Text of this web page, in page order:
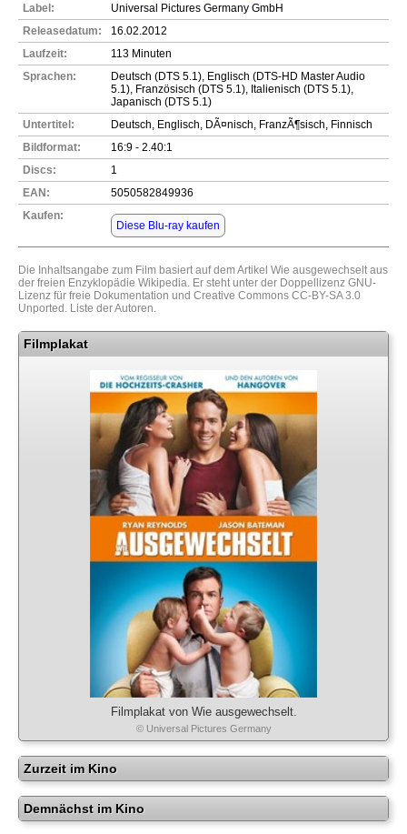
Label:
Universal Pictures Germany GmbH
Releasedatum:
16.02.2012
Laufzeit:
113 Minuten
Sprachen:
Deutsch (DTS 5.1), Englisch (DTS-HD Master Audio
5.1), Französisch (DTS 5.1), Italienisch (DTS 5.1),
Japanisch (DTS 5.1)
Untertitel:
Deutsch, Englisch, DÃ¤nisch, FranzÃ¶sisch, Finnisch
Bildformat:
16:9 - 2.40:1
Discs:
1
EAN:
5050582849936
Kaufen:
Diese Blu-ray kaufen
Die Inhaltsangabe zum Film basiert auf dem Artikel Wie ausgewechselt aus
der freien Enzyklopädie Wikipedia . Er steht unter der Doppellizenz GNU-
Lizenz für freie Dokumentation und Creative Commons CC-BY-SA 3.0
Unported Liste der Autoren
Filmplakat
Filmplakat von Wie ausgewechselt.
© Universal Pictures Germany
Zurzeit im Kino
Demnächst im Kino